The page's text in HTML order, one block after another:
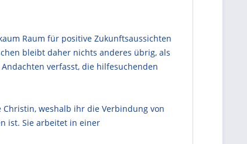
Raum für positive Zukunftsaussichten
bleibt daher nichts anderes übrig, als
verfasst, die hilfesuchenden
weshalb ihr die Verbindung von
ist. Sie arbeitet in einer